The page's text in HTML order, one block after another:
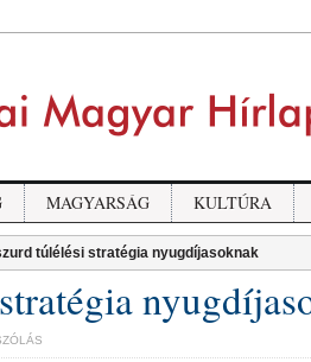
MAGYARSÁG KULTÚRA
túlélési stratégia nyugdíjasoknak